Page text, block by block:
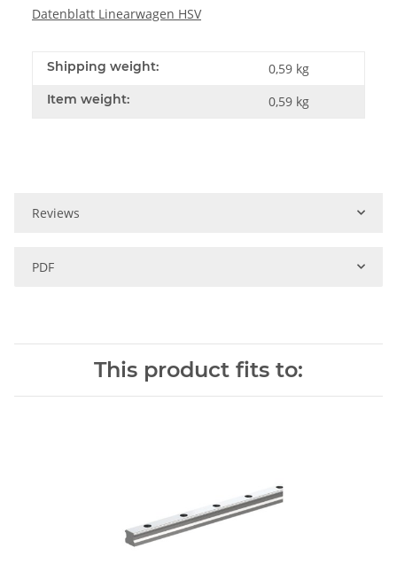
Datenblatt Linearwagen HSV
Shipping weight: 0,59 kg
Item weight: 0,59 kg
Reviews
PDF
This product fits to: